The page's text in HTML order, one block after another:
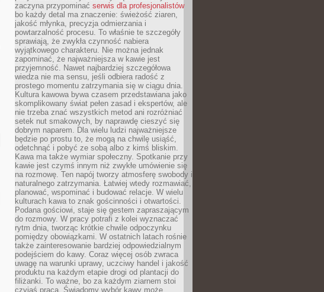
zaczyna przypominać serwis dla profesjonalistów
bo każdy detal ma znaczenie: świeżość ziaren,
jakość młynka, precyzja odmierzania i
powtarzalność procesu. To właśnie te szczegóły
sprawiają, że zwykła czynność nabiera
wyjątkowego charakteru. Nie można jednak
zapominać, że najważniejsza w kawie jest
przyjemność. Nawet najbardziej szczegółowa
wiedza nie ma sensu, jeśli odbiera radość z
prostego momentu zatrzymania się w ciągu dnia.
Kultura kawowa bywa czasem przedstawiana jako
skomplikowany świat pełen zasad i ekspertów, ale
nie trzeba znać wszystkich metod ani rozróżniać
setek nut smakowych, by naprawdę cieszyć się
dobrym naparem. Dla wielu ludzi najważniejsze
będzie po prostu to, że mogą na chwilę usiąść,
odetchnąć i pobyć ze sobą albo z kimś bliskim.
Kawa ma także wymiar społeczny. Spotkanie przy
kawie jest czymś innym niż zwykłe umówienie się
na rozmowę. Ten napój tworzy atmosferę swobody i
naturalnego zatrzymania. Łatwiej wtedy rozmawiać,
planować, wspominać i budować relacje. W wielu
kulturach kawa to znak gościnności i otwartości.
Podana gościowi, staje się gestem zapraszającym
do rozmowy. W pracy potrafi z kolei wyznaczać
rytm dnia, tworząc krótkie chwile odpoczynku
pomiędzy obowiązkami. W ostatnich latach rośnie
także zainteresowanie bardziej odpowiedzialnym
podejściem do kawy. Coraz więcej osób zwraca
uwagę na warunki uprawy, uczciwy handel i jakość
produktu na każdym etapie drogi od plantacji do
filiżanki. To ważne, bo za każdym ziarnem stoi
czyjaś praca. Świadomy wybór kawy może